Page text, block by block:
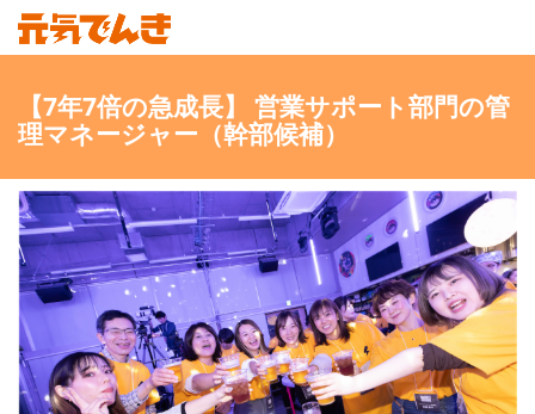
【7年7倍の急成長】 営業サポート部門の管
理マネージャー（幹部候補）